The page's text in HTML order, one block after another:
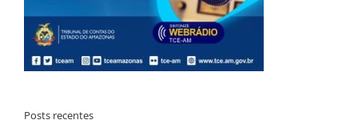
Posts recentes